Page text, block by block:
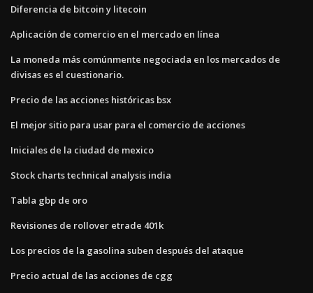
Diferencia de bitcoin y litecoin
Aplicación de comercio en el mercado en línea
La moneda más comúnmente negociada en los mercados de
divisas es el cuestionario.
Precio de las acciones históricas bsx
El mejor sitio para usar para el comercio de acciones
Iniciales de la ciudad de mexico
Stock charts technical analysis india
Tabla gbp de oro
Revisiones de rollover etrade 401k
Los precios de la gasolina suben después del ataque
Precio actual de las acciones de cgg